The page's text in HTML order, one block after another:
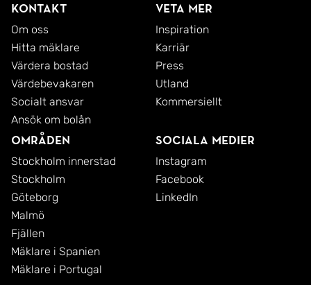
Kontakt
Om oss
Hitta mäklare
Värdera bostad
Värdebevakaren
Socialt ansvar
Ansök om bolån
Veta mer
Inspiration
Karriär
Press
Utland
Kommersiellt
Områden
Stockholm innerstad
Stockholm
Göteborg
Malmö
Fjällen
Mäklare i Spanien
Mäklare i Portugal
Sociala medier
Instagram
Facebook
LinkedIn